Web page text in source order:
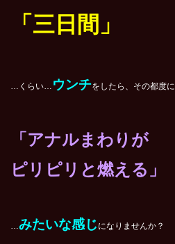
「三日間」
…くらい… ウンチをしたら、その都度に
「アナルまわりが
ピリピリ と燃える」
…みたいな感じ になりませんか？